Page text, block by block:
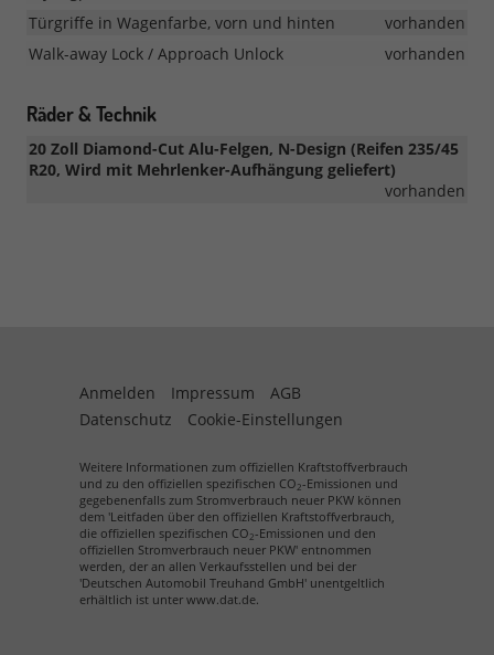
Türgriffe in Wagenfarbe, vorn und hinten
vorhanden
Walk-away Lock / Approach Unlock
vorhanden
Räder & Technik
20 Zoll Diamond-Cut Alu-Felgen, N-Design (Reifen 235/45
R20, Wird mit Mehrlenker-Aufhängung geliefert)
vorhanden
Anmelden Impressum
AGB
Datenschutz
Cookie-Einstellungen
Weitere Informationen zum offiziellen Kraftstoffverbrauch
und zu den offiziellen spezifischen CO2-Emissionen und
gegebenenfalls zum Stromverbrauch neuer PKW können
dem 'Leitfaden über den offiziellen Kraftstoffverbrauch,
die offiziellen spezifischen CO2-Emissionen und den
offiziellen Stromverbrauch neuer PKW' entnommen
werden, der an allen Verkaufsstellen und bei der
'Deutschen Automobil Treuhand GmbH' unentgeltlich
erhältlich ist unter www.dat.de.